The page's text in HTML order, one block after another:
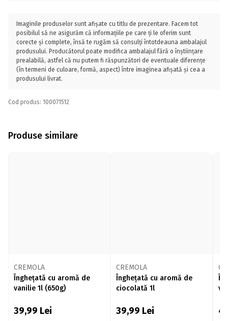
Imaginile produselor sunt afișate cu titlu de prezentare. Facem tot
posibilul să ne asigurăm că informațiile pe care ți le oferim sunt
corecte și complete, însă te rugăm să consulți întotdeauna ambalajul
produsului. Producătorul poate modifica ambalajul fără o înștiințare
prealabilă, astfel că nu putem fi răspunzători de eventuale diferențe
(în termeni de culoare, formă, aspect) între imaginea afișată și cea a
produsului livrat.
Cod produs: 100071512
Produse similare
CREMOLA
Înghețată cu aromă de
vanilie 1l (650g)
39,99 Lei
CREMOLA
Înghețată cu aromă de
ciocolată 1l
39,99 Lei